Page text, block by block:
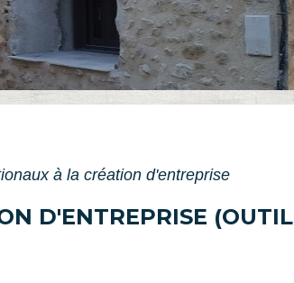
à la création d'entreprise
D'ENTREPRISE (OUTIL